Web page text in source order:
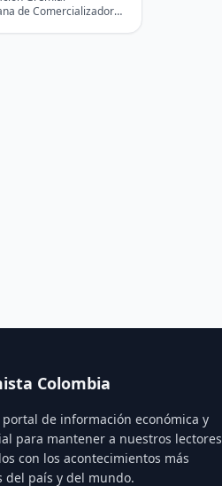
de transición
de Comercializadores
Colombia
portal de información económica y
para mantener a nuestros lectores
con los acontecimientos más
del país y del mundo.